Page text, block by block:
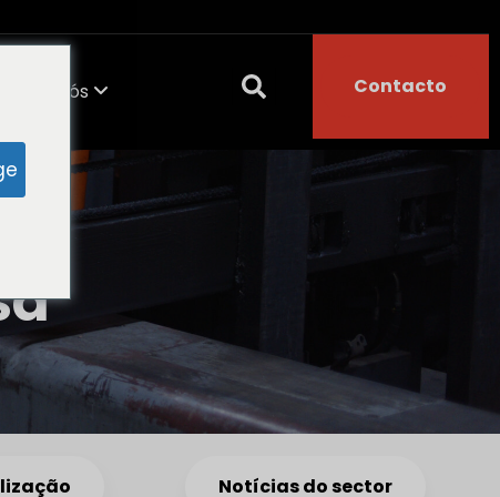
Sobre nós Contacto
Notícias do sector